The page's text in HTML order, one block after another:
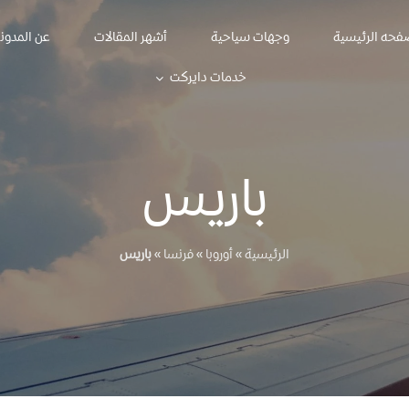
الرئيسية وجهات سياحية أشهر المقالات
عن
خدمات دايركت
باريس
الرئيسية»أوروبا»فرنسا»باريس